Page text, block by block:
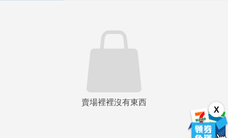
X
賣場裡裡沒有東西